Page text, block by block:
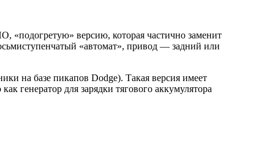
«подогретую» версию, которая частично заменит
«автомат», привод — задний или
на базе пикапов Dodge). Такая версия имеет
генератор для зарядки тягового аккумулятора